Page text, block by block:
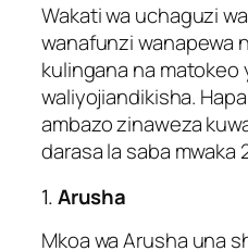
Wakati wa uchaguzi
wanafunzi wanapewa
kulingana na matokeo
waliyojiandikisha.
ambazo zinaweza
darasa la saba mwaka
1.Arusha
Mkoa wa Arusha una